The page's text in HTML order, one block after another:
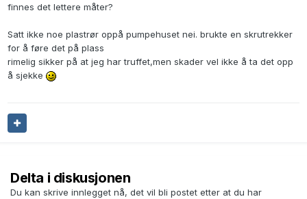
finnes det lettere måter?
Satt ikke noe plastrør oppå pumpehuset nei. brukte en skrutrekker
for å føre det på plass
rimelig sikker på at jeg har truffet,men skader vel ikke å ta det opp
å sjekke
Delta i diskusjonen
Du kan skrive innlegget nå, det vil bli postet etter at du har